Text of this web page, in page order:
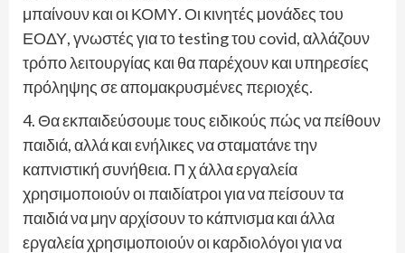
μπαίνουν και οι ΚΟΜΥ. Οι κινητές μονάδες του
ΕΟΔΥ, γνωστές για το testing του covid, αλλάζουν
τρόπο λειτουργίας και θα παρέχουν και υπηρεσίες
πρόληψης σε απομακρυσμένες περιοχές.
4. Θα εκπαιδεύσουμε τους ειδικούς πώς να πείθουν
παιδιά, αλλά και ενήλικες να σταματάνε την
καπνιστική συνήθεια. Π χ άλλα εργαλεία
χρησιμοποιούν οι παιδίατροι για να πείσουν τα
παιδιά να μην αρχίσουν το κάπνισμα και άλλα
εργαλεία χρησιμοποιούν οι καρδιολόγοι για να